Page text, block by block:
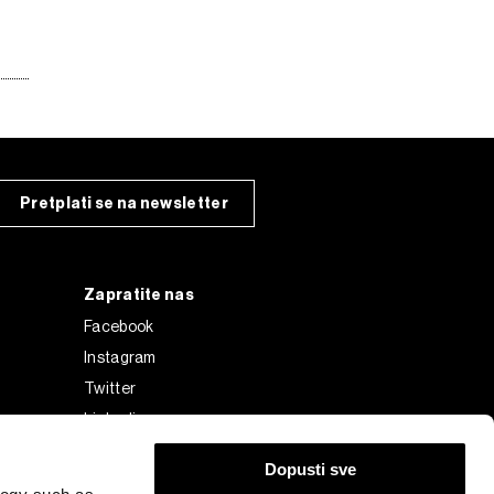
Dopusti sve
Pretplati se na newsletter
Zapratite nas
Facebook
Instagram
Twitter
Linkedin